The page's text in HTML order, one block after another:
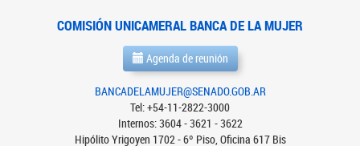
COMISIÓN UNICAMERAL BANCA DE LA MUJER
Agenda de reunión
BANCADELAMUJER@SENADO.GOB.AR
Tel: +54-11-2822-3000
Internos: 3604 - 3621 - 3622
Hipólito Yrigoyen 1702 - 6º Piso, Oficina 617 Bis